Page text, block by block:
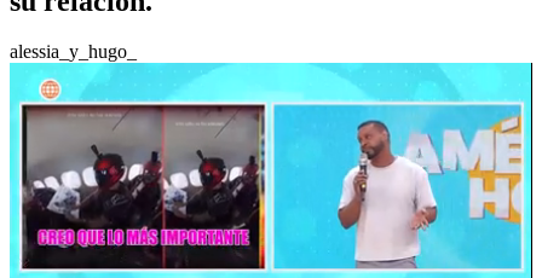
alessia_y_hugo_